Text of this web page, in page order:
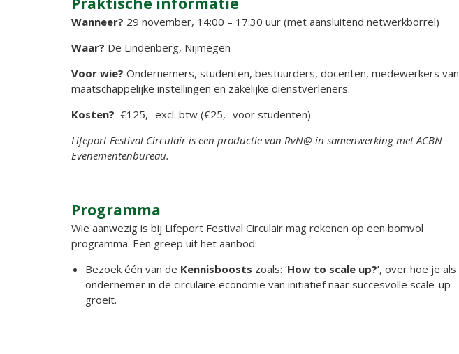
Wanneer? 29 november, 14:00 – 17:30 uur (met aansluitend netwerkborrel)
Waar? De Lindenberg, Nijmegen
Voor wie? Ondernemers, studenten, bestuurders, docenten, medewerkers van
maatschappelijke instellingen en zakelijke dienstverleners.
Kosten? €125,- excl. btw (€25,- voor studenten)
Lifeport Festival Circulair is een productie van RvN@ in samenwerking met ACBN
Evenementenbureau.
Programma
Wie aanwezig is bij Lifeport Festival Circulair mag rekenen op een bomvol
programma. Een greep uit het aanbod:
Bezoek één van de Kennisboosts zoals: ‘How to scale up?’, over hoe je als
ondernemer in de circulaire economie van initiatief naar succesvolle scale-up
groeit.